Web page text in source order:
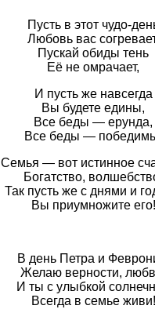
Пусть в этот чудо-
Любовь вас
Пускай обиды тень
Её не омрачает,
И пусть же навсегда
Вы будете едины,
Все беды — ерунда,
Все беды —
Семья — вот истинное
Богатство,
Так пусть же с днями и
Вы приумножите его!
В день Петра и
Желаю верности,
И ты с улыбкой
Всегда в семье живи!